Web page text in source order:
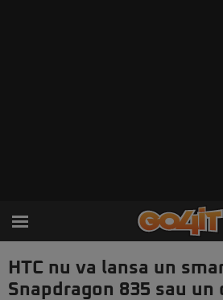
HTC nu va lansa un
Snapdragon 835 sau